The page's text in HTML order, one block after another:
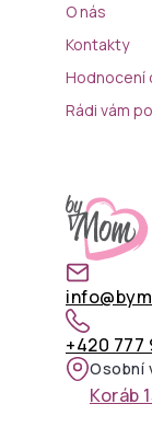
O nás
Kontakty
Hodnocení
Rádi vám
+420 777
Osobní
Koráb